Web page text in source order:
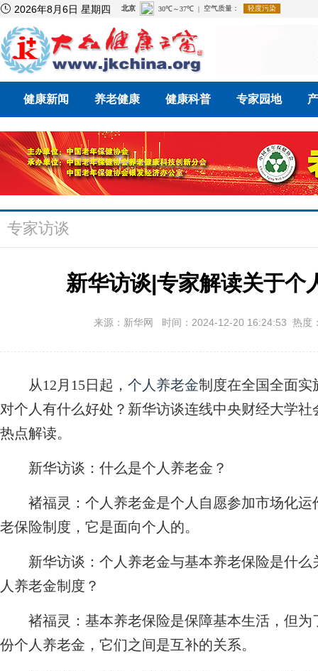
 2026年8月6日 星期四
健康新闻 养老健康 健康科普 专家园地
专家访谈
新华访谈|专家解读关于个
来源：新华网 时间：2024-12-20 16:24:53 热度
从12月15日起， 个人养老金制度在全国全面实
对个人有什么好处？新华访谈连线中央财经大学
热点解读。
新华访谈：什么是个人养老金？
褚福灵： 个人养老金是个人自愿参加市场化
老保险制度，它是面向个人的。
新华访谈：个人养老金与基本养老保险是什
人养老金制度？
褚福灵： 基本养老保险是保障基本生活，但
份个人养老金，它们之间是互补的关系。